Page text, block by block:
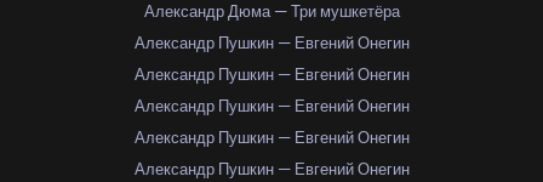
Александр Дюма — Три мушкетёра
Александр Пушкин — Евгений Онегин
Александр Пушкин — Евгений Онегин
Александр Пушкин — Евгений Онегин
Александр Пушкин — Евгений Онегин
Александр Пушкин — Евгений Онегин